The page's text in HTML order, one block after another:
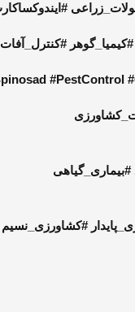
#کیمیا_گوهر
#PestControl
#کشاورزی_نسیم